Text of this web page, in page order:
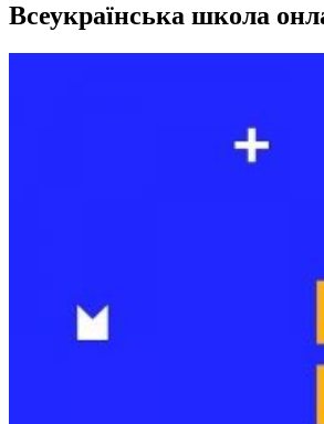
Всеукраїнська школа